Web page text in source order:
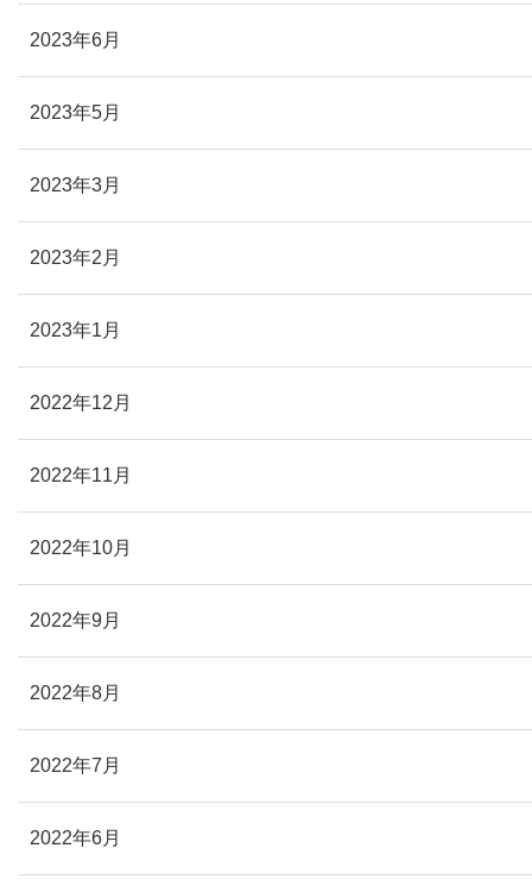
2023年6月
2023年5月
2023年3月
2023年2月
2023年1月
2022年12月
2022年11月
2022年10月
2022年9月
2022年8月
2022年7月
2022年6月